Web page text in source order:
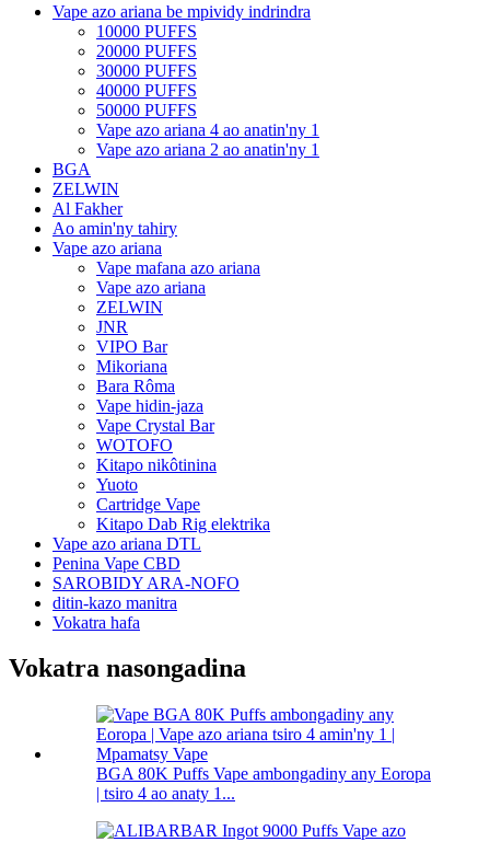
Vape azo ariana be mpividy indrindra
10000 PUFFS
20000 PUFFS
30000 PUFFS
40000 PUFFS
50000 PUFFS
Vape azo ariana 4 ao anatin'ny 1
Vape azo ariana 2 ao anatin'ny 1
BGA
ZELWIN
Al Fakher
Ao amin'ny tahiry
Vape azo ariana
Vape mafana azo ariana
Vape azo ariana
ZELWIN
JNR
VIPO Bar
Mikoriana
Bara Rôma
Vape hidin-jaza
Vape Crystal Bar
WOTOFO
Kitapo nikôtinina
Yuoto
Cartridge Vape
Kitapo Dab Rig elektrika
Vape azo ariana DTL
Penina Vape CBD
SAROBIDY ARA-NOFO
ditin-kazo manitra
Vokatra hafa
Vokatra nasongadina
BGA 80K Puffs Vape ambongadiny any Eoropa
| tsiro 4 ao anaty 1...